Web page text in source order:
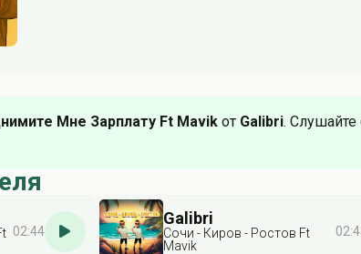
Мне Зарплату Ft Mavik от Galibri. Слушайте
02:44
Galibri
Сочи - Киров - Ростов Ft
Mavik